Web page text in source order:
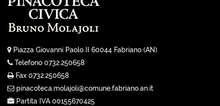
Piazza Giovanni Paolo II 60044 Fabriano (AN)
Telefono 0732.250658
Fax 0732.250658
pinacoteca.molajoli@comune.fabriano.an.it
Partita IVA 00155670425